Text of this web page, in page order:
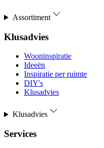
Assortiment
Klusadvies
Wooninspiratie
Ideeën
Inspiratie per ruimte
DIY's
Klusadvies
Klusadvies
Services